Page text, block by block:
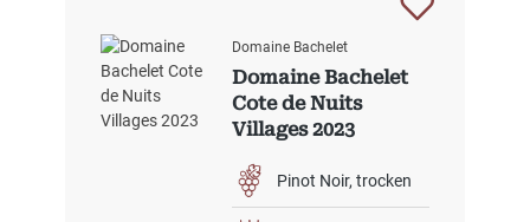
Domaine Bachelet
Domaine Bachelet
Cote de Nuits
Villages 2023
Pinot Noir trocken